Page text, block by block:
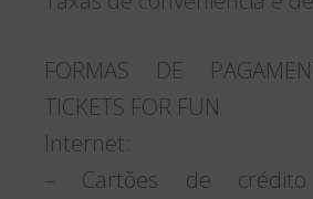
FORMAS DE
TICKETS FOR FUN
Internet:
– Cartões de crédito